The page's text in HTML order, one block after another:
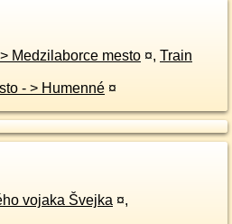
Train 89XX: Humenné - > Medzilaborce mesto ¤, Train
89XX: Medzilaborce mesto - > Humenné ¤
vojaka Švejka ¤,